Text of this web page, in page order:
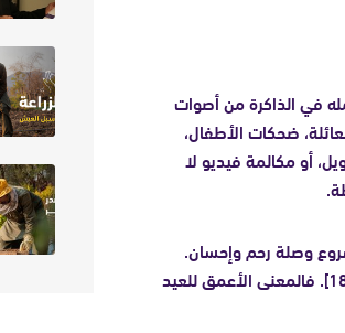
في الذاكرة من أصوات
ضحكات الأطفال،
أو مكالمة فيديو لا
وصلة رحم وإحسان.
[البقرة: 185]. فالمعنى الأعمق للعيد